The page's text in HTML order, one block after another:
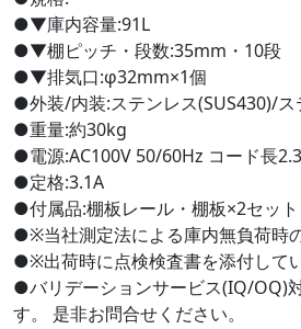
●▼庫内容量:91L
●▼棚ピッチ・段数:35mm・10段
●▼排気口:φ32mm×1個
●外装/内装:ステンレス(SUS430)/ス
●重量:約30kg
●電源:AC100V 50/60Hz コード長
●定格:3.1A
●付属品:棚板レール・棚板×2セット
●※当社測定法による庫内無負荷時の
●※出荷時に点検検査書を添付してい
●バリデーションサービス(IQ/OQ)
す。 是非お問合せください。